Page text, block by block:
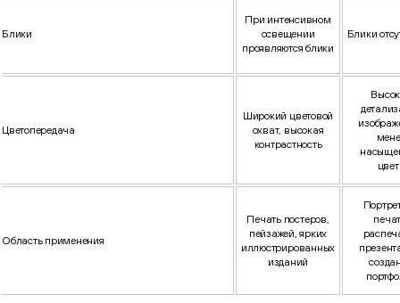
Блики
При интенсивном
освещении
проявляются блики
Блики
Цветопередача
Широкий цветовой
охват, высокая
контрастность
Область применения
Печать постеров,
пейзажей, ярких
иллюстрированных
изданий